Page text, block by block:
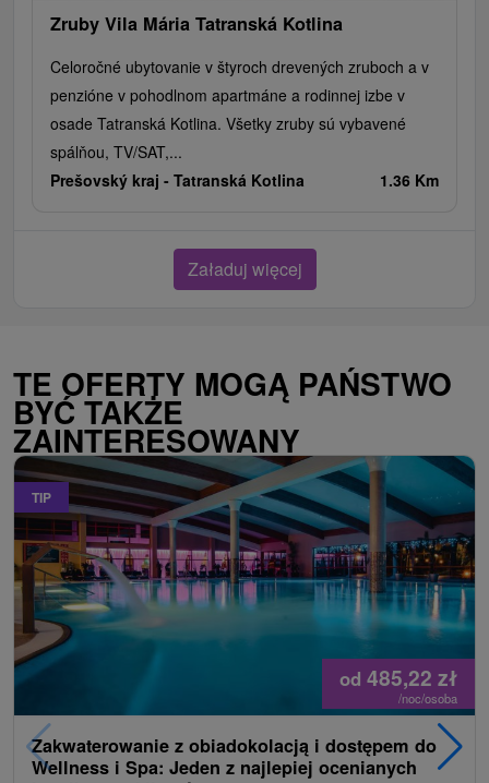
Zruby Vila Mária Tatranská Kotlina
Celoročné ubytovanie v štyroch drevených zruboch a v
penzióne v pohodlnom apartmáne a rodinnej izbe v
osade Tatranská Kotlina. Všetky zruby sú vybavené
spálňou, TV/SAT,...
Prešovský kraj - Tatranská Kotlina 1.36 Km
Załaduj więcej
TE OFERTY MOGĄ PAŃSTWO
BYĆ TAKŻE
ZAINTERESOWANY
TIP
od 485,22 zł
/noc/osoba
Zakwaterowanie z obiadokolacją i dostępem do
Wellness i Spa: Jeden z najlepiej ocenianych